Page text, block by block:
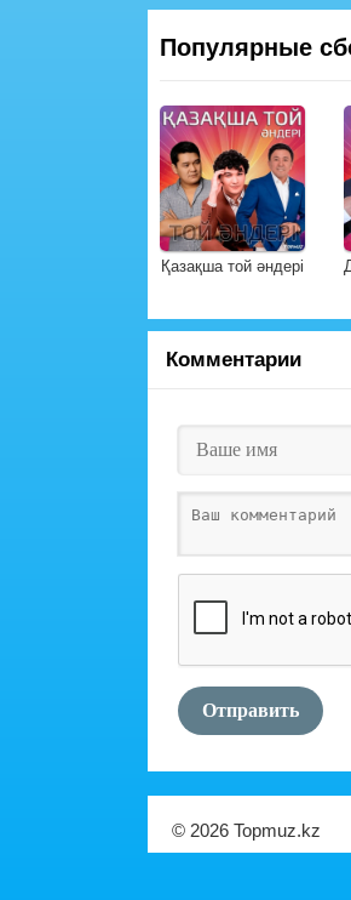
Популярные
Қазақша той әндері
Комментарии
Отправить
© 2026 Topmuz.kz